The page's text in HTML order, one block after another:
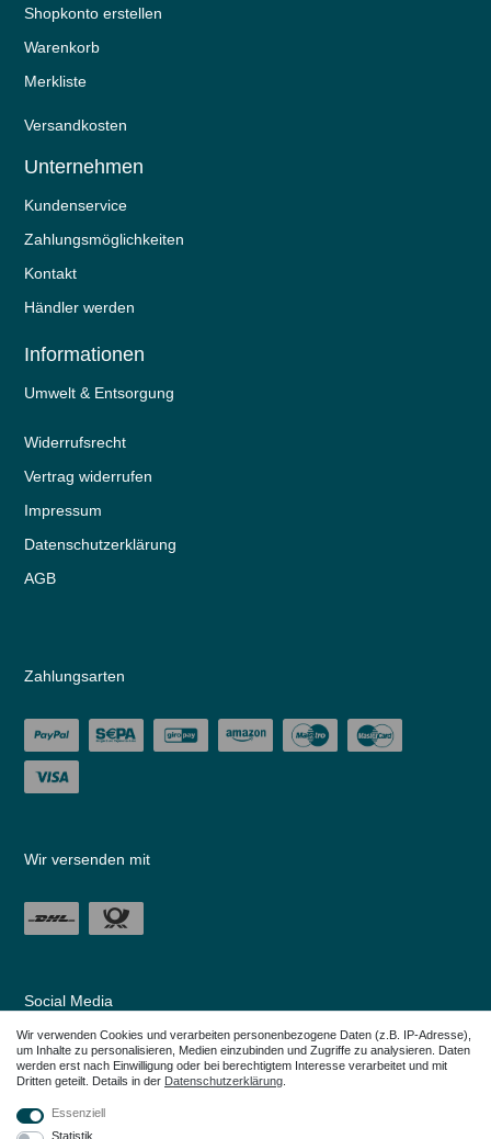
Shopkonto erstellen
Warenkorb
Merkliste
Versandkosten
Unternehmen
Kundenservice
Zahlungsmöglichkeiten
Kontakt
Händler werden
Informationen
Umwelt & Entsorgung
Widerrufs­recht
Vertrag widerrufen
Impressum
Daten­schutz­erklärung
AGB
Zahlungsarten
Wir versenden mit
Social Media
Wir verwenden Cookies und verarbeiten personenbezogene Daten (z.B. IP-Adresse),
um Inhalte zu personalisieren, Medien einzubinden und Zugriffe zu analysieren. Daten
werden erst nach Einwilligung oder bei berechtigtem Interesse verarbeitet und mit
Dritten geteilt. Details in der Daten­schutz­erklärung
Essenziell
Statistik